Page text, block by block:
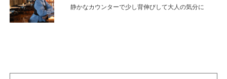
静かなカウンターで少し背伸びして大人の気分に